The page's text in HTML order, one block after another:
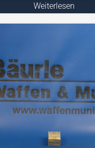
Weiterlesen